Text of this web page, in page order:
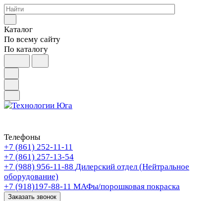
Каталог
По всему сайту
По каталогу
Телефоны
+7 (861) 252-11-11
+7 (861) 257-13-54
+7 (988) 956-11-88 Дилерский отдел (Нейтральное
оборудование)
+7 (918)197-88-11 МАФы/порошковая покраска
Заказать звонок